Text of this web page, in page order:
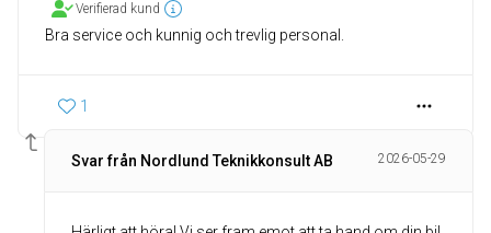
Verifierad kund
Bra service och kunnig och trevlig personal.
1
Svar från Nordlund Teknikkonsult AB 2026-05-29